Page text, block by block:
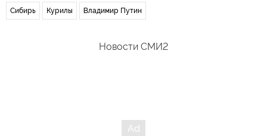
Сибирь Курилы Владимир Путин
Новости СМИ2